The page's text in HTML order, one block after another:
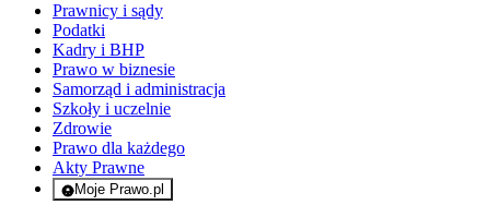
Prawnicy i sądy
Podatki
Kadry i BHP
Prawo w biznesie
Samorząd i administracja
Szkoły i uczelnie
Zdrowie
Prawo dla każdego
Akty Prawne
Moje Prawo.pl
- rejestracja i logowanie do serwisu